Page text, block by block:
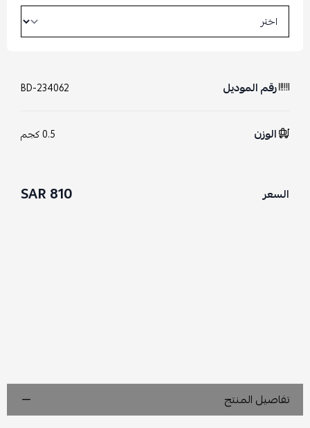
رقم الموديل BD-234062
الوزن 0.5 كجم
السعر 810 SAR
تفاصيل المنتج